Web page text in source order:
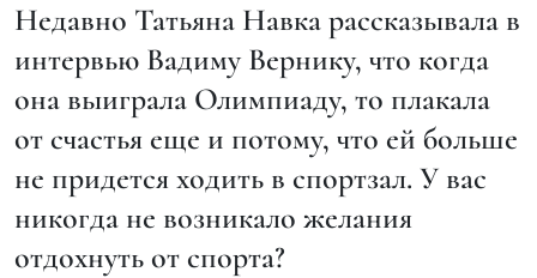
Недавно Татьяна Навка рассказывала в
интервью Вадиму Вернику, что когда
она выиграла Олимпиаду, то плакала
от счастья еще и потому, что ей больше
не придется ходить в спортзал. У вас
никогда не возникало желания
отдохнуть от спорта?